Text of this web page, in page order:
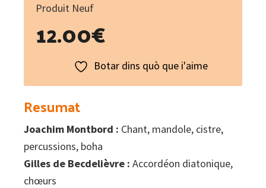
Produit Neuf
12.00€
Botar dins quò que i'aime
Resumat
Joachim Montbord : Chant, mandole, cistre,
percussions, boha
Gilles de Becdelièvre : Accordéon diatonique,
chœurs